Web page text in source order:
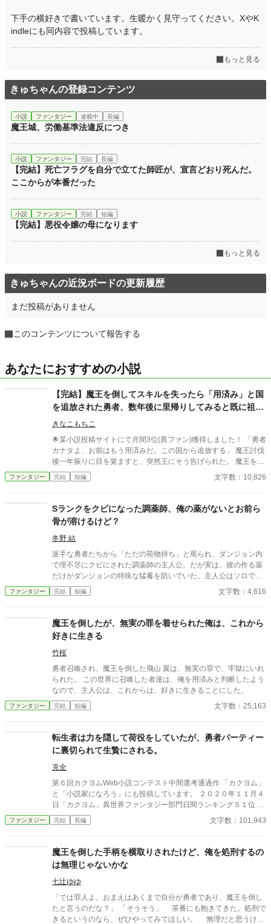
下手の横好きで書いています。生暖かく見守ってください。XやK
indleにも同内容で投稿しています。
もっと見る
きゅちゃんの登録コンテンツ
小説 ファンタジー 連載中 長編
魔王城、労働基準法違反につき
小説 ファンタジー 完結 長編
【完結】死亡フラグを自分で立てた師匠が、宣言どおり死んだ。
ここからが本番だった
小説 ファンタジー 完結 短編
【完結】悪役令嬢の母になります
もっと見る
きゅちゃんの近況ボードの更新履歴
まだ投稿がありません
このコンテンツについて報告する
あなたにおすすめの小説
【完結】魔王を倒してスキルを失ったら「用済み」と国
を追放された勇者、数年後に里帰りしてみると既に祖国
が滅んでいた
きなこもちこ
🌟某小説投稿サイトにて月間3位(異ファン)獲得しました！ 「勇者
カナタよ、お前はもう用済みだ。この国から追放する」 魔王討伐
後一年振りに目を覚ますと、突然王にそう告げられた。 魔王を倒
したことで、俺は「勇者」のスキルを失っていた。 信頼していた
パーティメンバーには蔑まれ、二度と国の土を踏まないように察
年……俺は結婚して妻子を持ち、大臣にまで昇り詰めた。 かつて
のパーティメンバー達に「スキルが無くても幸せになった姿」を
見せるため、里帰りした俺は……祖国の惨状を目にすることにな
る。 ※ハピエン・善人しか書いたことのない作者が、「追放」を
テーマにして実験的に書いてみた作品です。普段の作風とは異な
ります。 ※小説家になろう、カクヨムさんで同一名義にて掲載予
定です
ファンタジー 完結 短編 文字数：10,826
Sランクをクビになった調薬師、俺の薬がないとお前ら
骨が溶けるけど？
冬野 結
派手な勇者たちから「ただの荷物持ち」と罵られ、ダンジョン内
で理不尽にクビにされた調薬師の主人公。だが実は、彼の作る薬
だけがダンジョンの特殊な猛毒を防いでいた。主人公はソロで超
快適な薬局を開き、伝説の獣耳美少女を相棒にする。やがて毒が
全身に回ってゾンビのようになった勇者たちが「薬をくれ！」と
販売できません」とドアを閉める。
ファンタジー 完結 短編 文字数：4,616
魔王を倒したが、無実の罪を着せられた俺は、これから
好きに生きる
竹桜
勇者召喚され、魔王を倒した飛山 翼は、無実の罪で、牢獄にいれ
られた。 この世界に召喚した者達は、俺を用済みと判断したよう
なので、主人公は、これからは、好きに生きることにした。
ファンタジー 完結 短編 文字数：25,163
転生者は力を隠して荷役をしていたが、勇者パーティー
に裏切られて生贄にされる。
克全
第６回カクヨムWeb小説コンテスト中間選考通過作 「カクヨム」
と「小説家になろう」にも投稿しています。 ２０２０年１１月４
日「カクヨム」異世界ファンタジー部門日間ランキング５１位 ２
０２０年１１月４日「カクヨム」異世界ファンタジー部門週間ラ
ンキング５２位 転生者のブルーノは絶大な力を持っていたが、そ
の力で勇者を騙る卑怯下劣な連中に、レットドラゴンから逃げる
ための生贄として、ボス部屋に放置された。腐敗した教会と冒険
者ギルドが結託て偽の勇者パーティーを作り、ぼろ儲けしている
のだ。ブルーノは誰が何をしていても気にしないし、自分で狩っ
た美味しいドラゴンを食べて暮らせればよかったのだが、殺され
たブルーノの為に教会や冒険者ギルドのマスターを敵対した受付
嬢が殺されるのを見過ごせなくて・・・・・・
ファンタジー 完結 長編 文字数：101,943
魔王を倒した手柄を横取りされたけど、俺を処刑するの
は無理じゃないかな
七辻ゆゆ
「では罪人よ。おまえはあくまで自分が勇者であり、魔王を倒し
たと言うのだな？」 「そうそう」 茶番にも飽きてきた。処刑で
きるというのなら、ぜひやってみてほしい。 無理だと思うけ